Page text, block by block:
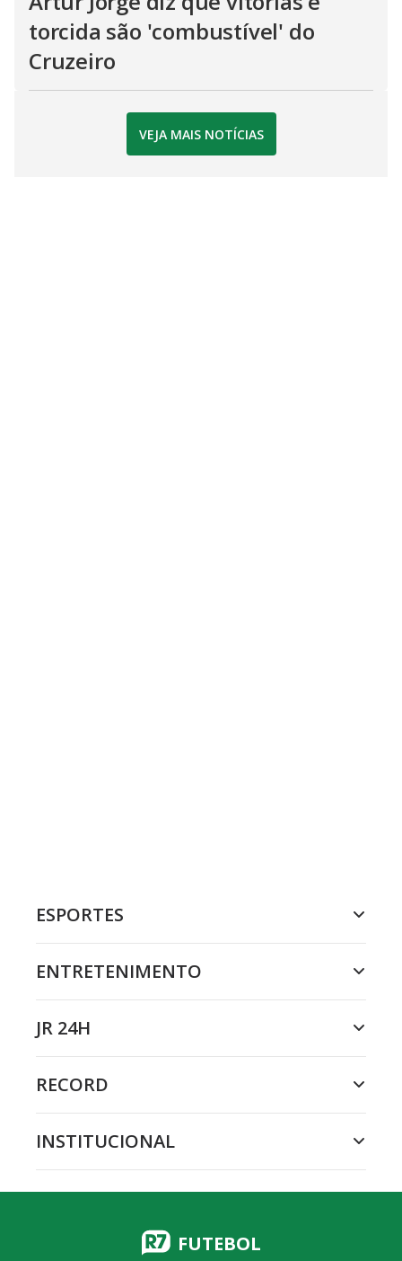
torcida são 'combustível' do
Cruzeiro
VEJA MAIS NOTÍCIAS
ESPORTES
ENTRETENIMENTO
JR 24H
RECORD
INSTITUCIONAL
FUTEBOL